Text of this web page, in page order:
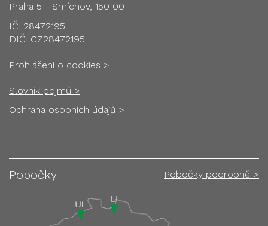
Praha 5 - Smíchov, 150 00
IČ: 28472195
DIČ: CZ28472195
Prohlášení o cookies >
Slovník pojmů >
Ochrana osobních údajů >
Pobočky Pobočky podrobně >